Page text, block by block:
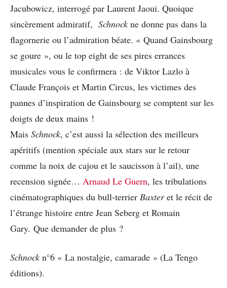
Jacubowicz, interrogé par Laurent Jaoui. Quoique
sincèrement admiratif, Schnock ne donne pas dans la
flagornerie ou l’admiration béate. « Quand Gainsbourg
se goure », ou le top eight de ses pires errances
musicales vous le confirmera : de Viktor Lazlo à
Claude François et Martin Circus, les victimes des
pannes d’inspiration de Gainsbourg se comptent sur les
doigts de deux mains !
Mais Schnock, c’est aussi la sélection des meilleurs
apéritifs (mention spéciale aux stars sur le retour
comme la noix de cajou et le saucisson à l’ail), une
recension signée… Arnaud Le Guern, les tribulations
cinématographiques du bull-terrier Baxteret le récit de
l’étrange histoire entre Jean Seberg et Romain
Gary. Que demander de plus ?
Schnock n°6 « La nostalgie, camarade » (La Tengo
éditions).